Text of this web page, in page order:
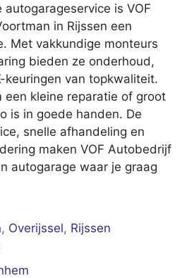
is VOF
in Rijssen een
Met vakkundige monteurs
bieden ze onderhoud,
keuringen van topkwaliteit.
een kleine reparatie of groot
is in goede handen. De
snelle afhandeling en
maken VOF Autobedrijf
autogarage waar je graag
, Overijssel, Rijssen